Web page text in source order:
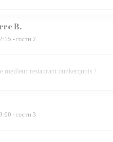
B
- гости 2
meilleur restaurant dunkerquois !
- гости 3